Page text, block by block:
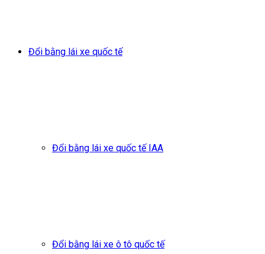
Đổi bằng lái xe quốc tế
Đổi bằng lái xe quốc tế IAA
Đổi bằng lái xe ô tô quốc tế